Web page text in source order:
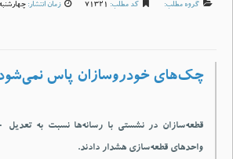
گروه مطلب: کد مطلب: 71321 زمان انتشار: چهارشنبه 25 تير 1404-8:30
چک‌های خودروسازان پاس نمی‌شود
واحدهای قطعه‌سازی هشدار دادند.